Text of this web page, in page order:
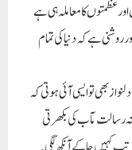
عظمتوں کا معاملہ ہی ہے
ہے کہ دنیا کی تمام
بھی تو ایسی آئی ہوتی کہ
رسالت مآب کی بکھرتی